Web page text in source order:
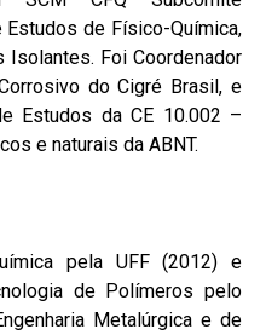
de Físico-Química,
Foi Coordenador
do Cigré Brasil, e
Estudos da CE 10.002 –
e naturais da ABNT.
pela UFF (2012) e
de Polímeros pelo
Metalúrgica e de